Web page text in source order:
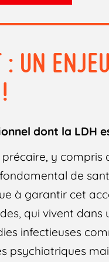
: UN
dont la LDH
y compris
de
à garantir cet
qui vivent dans
infectieuses
psychiatriques